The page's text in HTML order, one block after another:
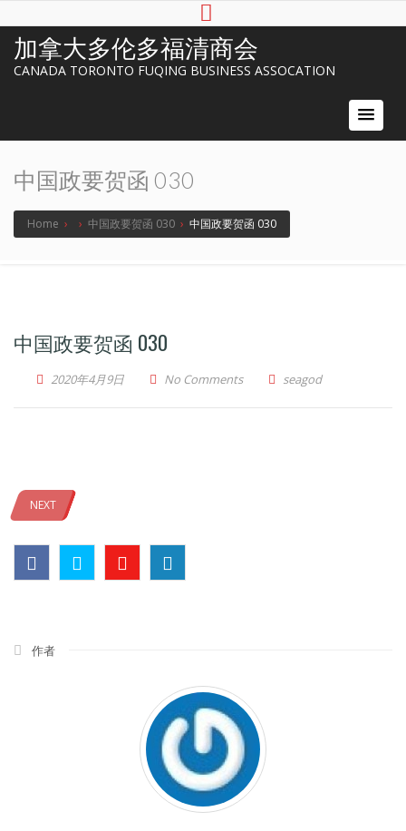
加拿大多伦多福清商会
CANADA TORONTO FUQING BUSINESS ASSOCATION
中国政要贺函 030
Home › › 中国政要贺函 030 › 中国政要贺函 030
中国政要贺函 030
2020年4月9日 No Comments seagod
NEXT
作者